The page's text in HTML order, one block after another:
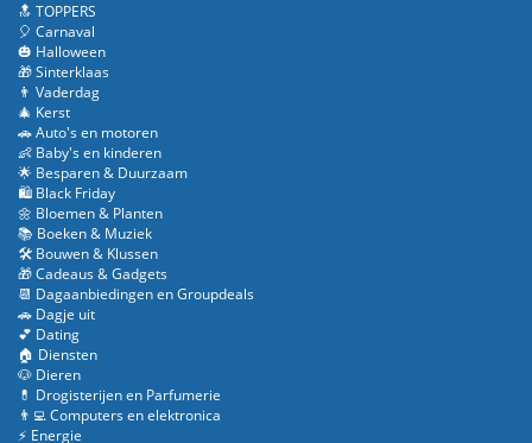
🔝 TOPPERS
🎈 Carnaval
🎃 Halloween
🎁 Sinterklaas
👨 Vaderdag
🎄 Kerst
🚗 Auto's en motoren
👶 Baby's en kinderen
🌟 Besparen & Duurzaam
🛍️ Black Friday
🌼 Bloemen & Planten
📚 Boeken & Muziek
🛠️ Bouwen & Klussen
🎁 Cadeaus & Gadgets
📆 Dagaanbiedingen en Groupdeals
🚗 Dagje uit
💕 Dating
🏠 Diensten
🐶 Dieren
💊 Drogisterijen en Parfumerie
👨‍💻 Computers en elektronica
⚡ Energie